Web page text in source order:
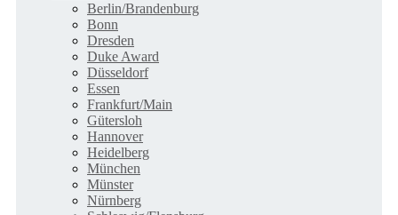
Berlin/Brandenburg
Bonn
Dresden
Duke Award
Düsseldorf
Essen
Frankfurt/Main
Gütersloh
Hannover
Heidelberg
München
Münster
Nürnberg